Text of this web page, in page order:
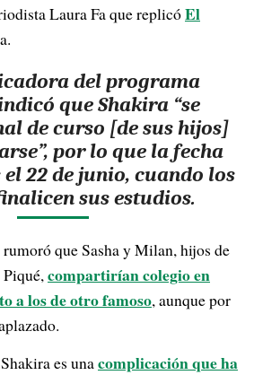
Laura Fa que replicóEl
del programa
indicó que Shakira “se
de curso [de sus hijos]
por lo que la fecha
22 de junio, cuando los
sus estudios.
que Sasha y Milan, hijos de
compartirían colegio en
a los de otro famoso, aunque por
es unacomplicación que ha